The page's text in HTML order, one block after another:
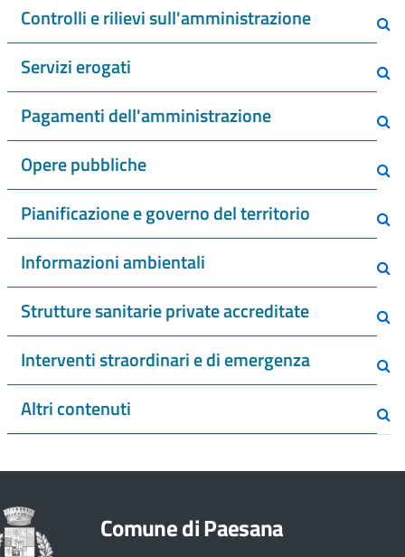
Controlli e rilievi sull'amministrazione
Servizi erogati
Pagamenti dell'amministrazione
Opere pubbliche
Pianificazione e governo del territorio
Informazioni ambientali
Strutture sanitarie private accreditate
Interventi straordinari e di emergenza
Altri contenuti
Comune di Paesana